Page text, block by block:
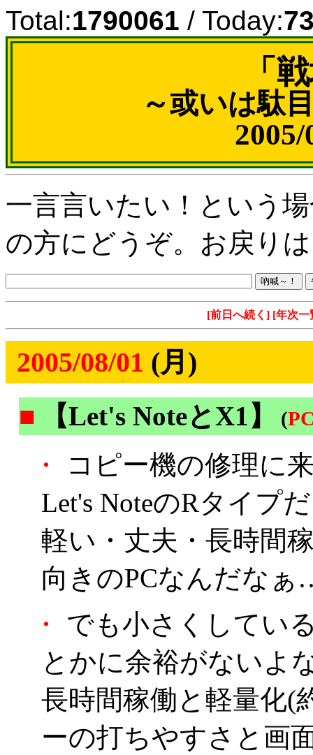
Total:1790061 / Today:
「
～或いは駄
一言言いたい！という
の方にどうぞ。お戻りは
[前日へ続く] [年次一
2005/08/01 (月)
■ 【Let's NoteとX1】 (
・
コピー機の修理に
Let's NoteのRタイプ
軽い・丈夫・長時間
向きのPCなんだな
・
でも小さくしてい
とかに余裕がないよ
長時間稼働と軽量化(
ーの打ちやすさと画